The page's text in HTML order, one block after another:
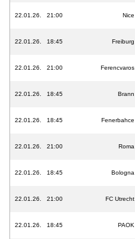
22.01.26. 21:00 Nice
22.01.26. 18:45 Freiburg
22.01.26. 21:00 Ferencvaros
22.01.26. 18:45 Brann
22.01.26. 18:45 Fenerbahce
22.01.26. 21:00 Roma
22.01.26. 18:45 Bologna
22.01.26. 21:00 FC Utrecht
22.01.26. 18:45 PAOK